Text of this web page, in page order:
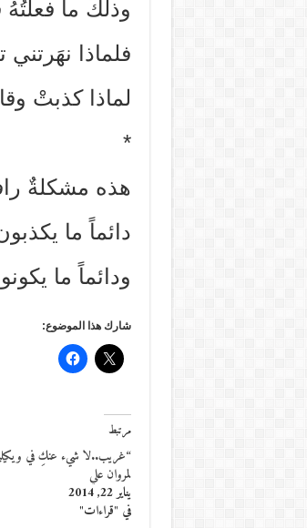
وذلكَ ما فعلتُهُ
فلماذا
لماذا كذبتْ
*
هذه مشكلةٌ
دائماً ما
ودائماً ما
شارك هذا الموضوع:
مرتبط
“غريب..لا شيء عنكِ في
لمروان علي
يناير 22, 2014
في "قراءات"